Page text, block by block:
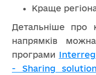
Краще
Детальніше про
напрямків
програми
- Sharing